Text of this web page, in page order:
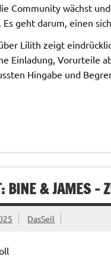
Community wächst
geht darum, einen
Lilith zeigt
Einladung, Vorurteile
Hingabe und
BINE & JAMES –
DasSeil